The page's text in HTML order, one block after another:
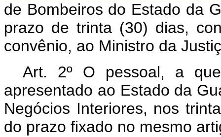
de Bombeiros do Estado da
prazo de trinta (30) dias,
convênio, ao Ministro da
Art. 2º O pessoal, a
apresentado ao Estado da
Negócios Interiores, nos
do prazo fixado no mesmo